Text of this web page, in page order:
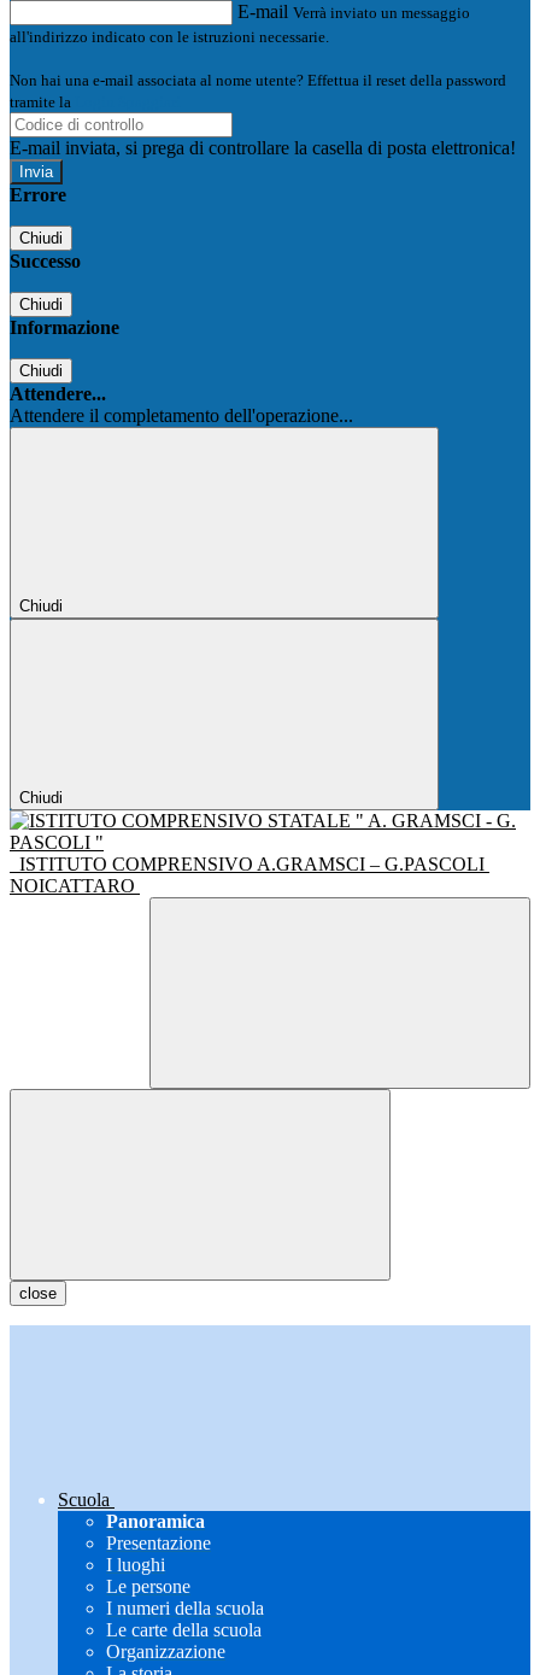
E-mail Verrà inviato un messaggio
all'indirizzo indicato con le istruzioni necessarie.
Non hai una e-mail associata al nome utente? Effettua il reset della password
tramite la
E-mail inviata, si prega di controllare la casella di posta elettronica!
Errore
Chiudi
Successo
Chiudi
Informazione
Chiudi
Attendere...
Attendere il completamento dell'operazione...
Chiudi
Chiudi
ISTITUTO COMPRENSIVO A.GRAMSCI – G.PASCOLI
NOICATTARO
close
Scuola
Panoramica
Presentazione
I luoghi
Le persone
I numeri della scuola
Le carte della scuola
Organizzazione